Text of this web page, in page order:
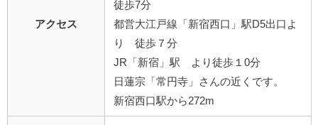
アクセス
徒歩7分
都営大江戸線「新宿西口」駅D5出口よ
り 徒歩７分
JR「新宿」駅 より徒歩１0分
日蓮宗「常円寺」さんの近くです。
新宿西口駅から272m